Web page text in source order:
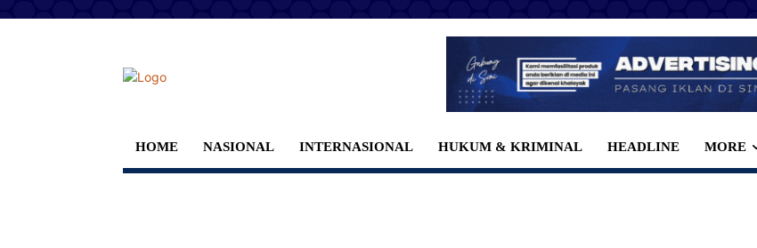
HOME NASIONAL INTERNASIONAL HUKUM & KRIMINAL HEADLINE MORE